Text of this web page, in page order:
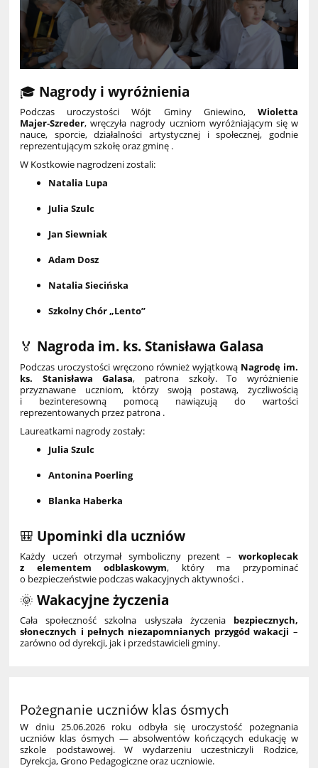
🎓 Nagrody i wyróżnienia
Podczas uroczystości Wójt Gminy Gniewino, Wioletta
Majer‑Szreder, wręczyła nagrody uczniom wyróżniającym się w
nauce, sporcie, działalności artystycznej i społecznej, godnie
reprezentującym szkołę oraz gminę .
W Kostkowie nagrodzeni zostali:
Natalia Lupa
Julia Szulc
Jan Siewniak
Adam Dosz
Natalia Siecińska
Szkolny Chór „Lento”
🏅 Nagroda im. ks. Stanisława Galasa
Podczas uroczystości wręczono również wyjątkową Nagrodę im.
ks. Stanisława Galasa, patrona szkoły. To wyróżnienie
przyznawane uczniom, którzy swoją postawą, życzliwością
i bezinteresowną pomocą nawiązują do wartości
reprezentowanych przez patrona .
Laureatkami nagrody zostały:
Julia Szulc
Antonina Poerling
Blanka Haberka
🎒 Upominki dla uczniów
Każdy uczeń otrzymał symboliczny prezent – workoplecak
z elementem odblaskowym, który ma przypominać
o bezpieczeństwie podczas wakacyjnych aktywności .
🌞Wakacyjne życzenia
Cała społeczność szkolna usłyszała życzenia bezpiecznych,
słonecznych i pełnych niezapomnianych przygód wakacji –
zarówno od dyrekcji, jak i przedstawicieli gminy.
Pożegnanie uczniów klas ósmych
W dniu 25.06.2026 roku odbyła się uroczystość pożegnania
uczniów klas ósmych — absolwentów kończących edukację w
szkole podstawowej. W wydarzeniu uczestniczyli Rodzice,
Dyrekcja, Grono Pedagogiczne oraz uczniowie.